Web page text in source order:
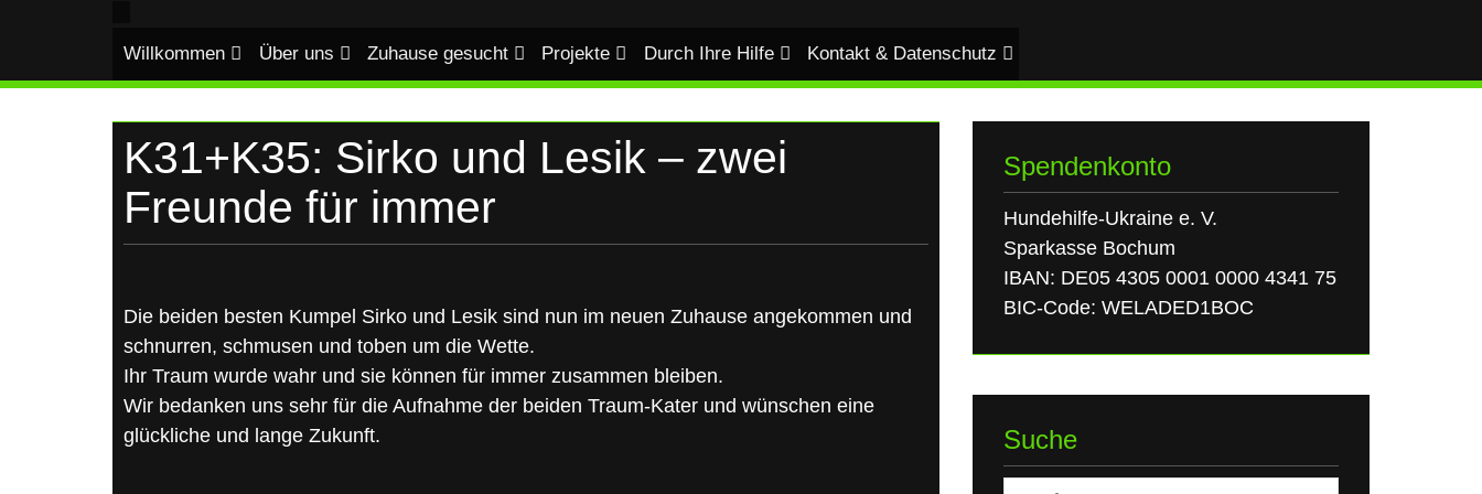
Willkommen Über uns Zuhause gesucht Projekte Durch Ihre Hilfe Kontakt & Datenschutz
K31+K35: Sirko und Lesik – zwei
Freunde für immer
Die beiden besten Kumpel Sirko und Lesik sind nun im neuen Zuhause angekommen und
schnurren, schmusen und toben um die Wette.
Ihr Traum wurde wahr und sie können für immer zusammen bleiben.
Wir bedanken uns sehr für die Aufnahme der beiden Traum-Kater und wünschen eine
glückliche und lange Zukunft.
Spendenkonto
Hundehilfe-Ukraine e. V.
Sparkasse Bochum
IBAN: DE05 4305 0001 0000 4341 75
BIC-Code: WELADED1BOC
Suche